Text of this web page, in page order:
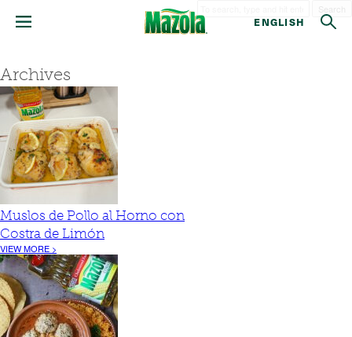
ENGLISH
Archives
Muslos de Pollo al Horno con
Costra de Limón
VIEW MORE >